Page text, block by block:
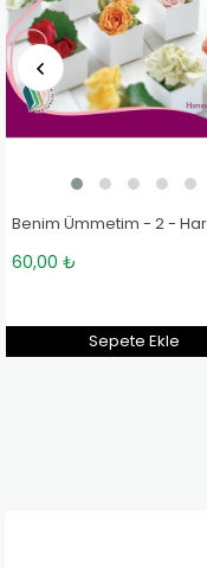
Benim Ümmetim - 2 - Harun Kırkıl
280,00 ₺
Sepete Ekle